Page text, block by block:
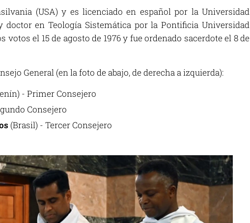
(USA) y es licenciado en español por la Universidad
doctor en Teología Sistemática por la Pontificia Universidad
el 15 de agosto de 1976 y fue ordenado sacerdote el 8 de
General (en la foto de abajo, de derecha a izquierda):
- Primer Consejero
Consejero
(Brasil) - Tercer Consejero